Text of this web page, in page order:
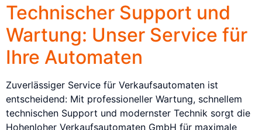
Technischer Support und
Wartung: Unser Service für
Ihre Automaten
Zuverlässiger Service für Verkaufsautomaten ist
entscheidend: Mit professioneller Wartung, schnellem
technischen Support und modernster Technik sorgt die
Hohenloher Verkaufsautomaten GmbH für maximale